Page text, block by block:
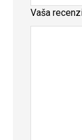
Vaša